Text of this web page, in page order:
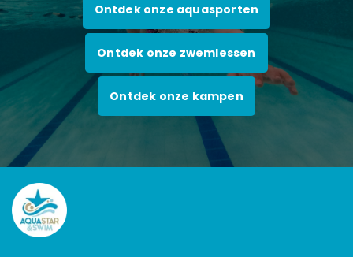
Ontdek onze aquasporten
Ontdek onze zwemlessen
Ontdek onze kampen